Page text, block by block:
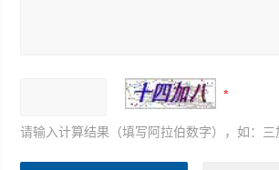
请输入计算结果（填写阿拉伯数字），如：三